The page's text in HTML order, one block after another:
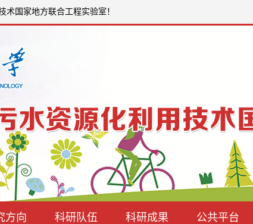
国家地方联合工程实验室！
方向 科研队伍 科研成果 公共平台